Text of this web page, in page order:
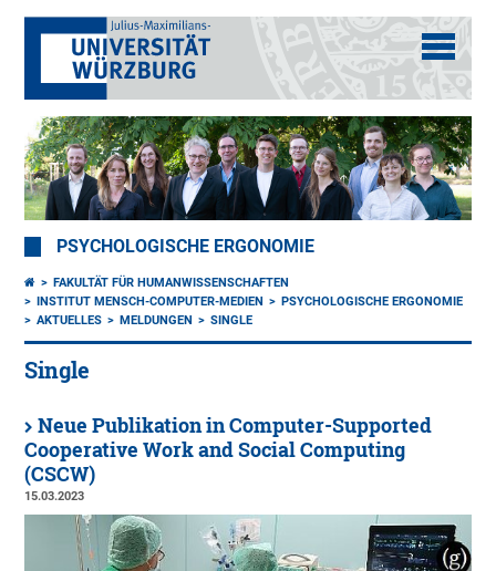
PSYCHOLOGISCHE ERGONOMIE
FAKULTÄT FÜR HUMANWISSENSCHAFTEN
INSTITUT MENSCH-COMPUTER-MEDIEN
PSYCHOLOGISCHE ERGONOMIE
AKTUELLES
MELDUNGEN SINGLE
Single
Neue Publikation in Computer-Supported
Cooperative Work and Social Computing
(CSCW)
15.03.2023